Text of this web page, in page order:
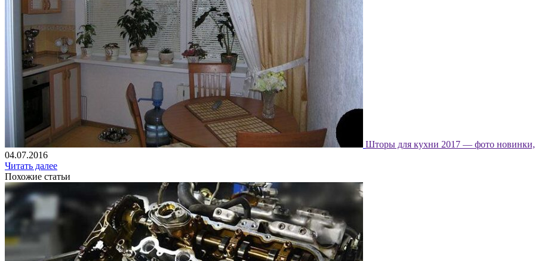
Шторы для кухни 2017 — фото новинки,
04.07.2016
Читать далее
Похожие статьи